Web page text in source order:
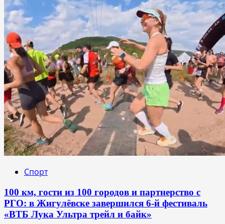
Спорт
100 км, гости из 100 городов и партнерство с
РГО: в Жигулёвске завершился 6-й фестиваль
«ВТБ Лука Ультра трейл и байк»